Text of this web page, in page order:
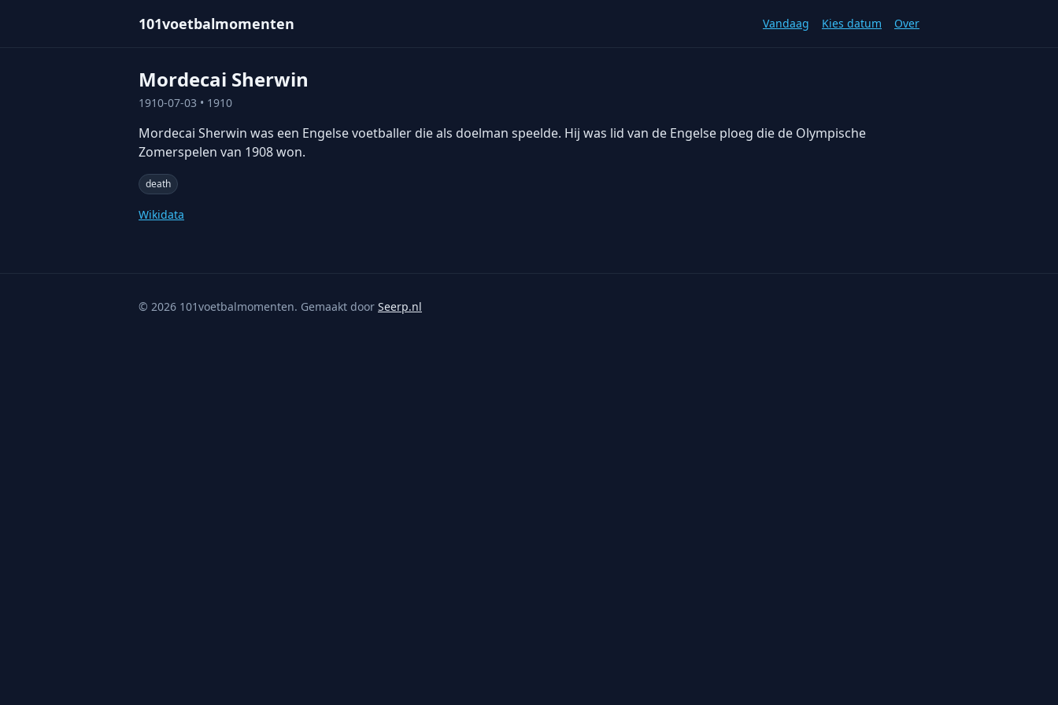
101voetbalmomenten Vandaag Kies datum Over
Mordecai Sherwin
1910-07-03 • 1910
Mordecai Sherwin was een Engelse voetballer die als doelman speelde. Hij was lid van de Engelse ploeg die de Olympische
Zomerspelen van 1908 won.
death
Wikidata
© 2026 101voetbalmomenten. Gemaakt door Seerp.nl